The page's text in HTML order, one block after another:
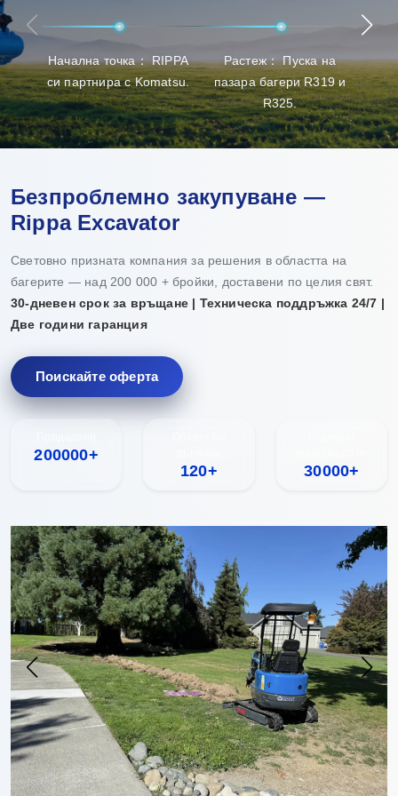
най-добрия опит при избора на продукти, доставката и
поддръжката.
Начална точка： RIPPA
си партнира с Komatsu.
Растеж： Пуска на
пазара багери R319 и
R325.
Безпроблемно закупуване —
Rippa Excavator
Световно призната компания за решения в областта на
багерите — над 200 000 + бройки, доставени по целия свят.
30-дневен срок за връщане | Техническа поддръжка 24/7 |
Две години гаранция
Поискайте оферта
200000+
120+ 30000+